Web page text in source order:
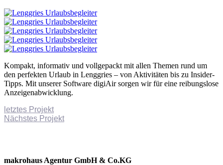
Kompakt, informativ und vollgepackt mit allen Themen rund um
den perfekten Urlaub in Lenggries – von Aktivitäten bis zu Insider-
Tipps. Mit unserer Software digiAir sorgen wir für eine reibungslose
Anzeigenabwicklung.
letztes Projekt
Nächstes Projekt
makrohaus Agentur GmbH & Co.KG